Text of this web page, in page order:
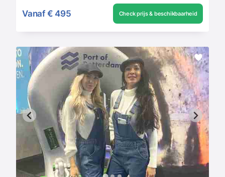
Vanaf € 495 Check prijs & beschikbaarheid